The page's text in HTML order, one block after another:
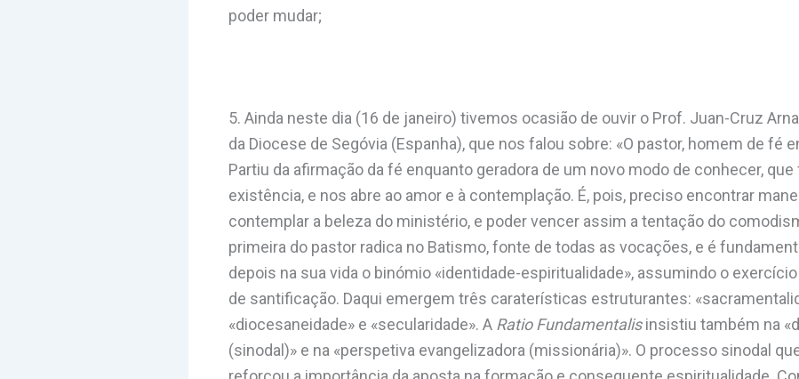
poder mudar;
5. Ainda neste dia (16 de janeiro) tivemos ocasião de ouvir o Prof. Juan-Cruz
da Diocese de Segóvia (Espanha), que nos falou sobre: «O pastor, homem de fé
Partiu da afirmação da fé enquanto geradora de um novo modo de conhecer,
existência, e nos abre ao amor e à contemplação. É, pois, preciso encontrar
contemplar a beleza do ministério, e poder vencer assim a tentação do
primeira do pastor radica no Batismo, fonte de todas as vocações, e é
depois na sua vida o binómio «identidade-espiritualidade», assumindo o
de santificação. Daqui emergem três caraterísticas estruturantes:
«diocesaneidade» e «secularidade». A Ratio Fundamentalisinsistiu também na
(sinodal)» e na «perspetiva evangelizadora (missionária)». O processo sinodal